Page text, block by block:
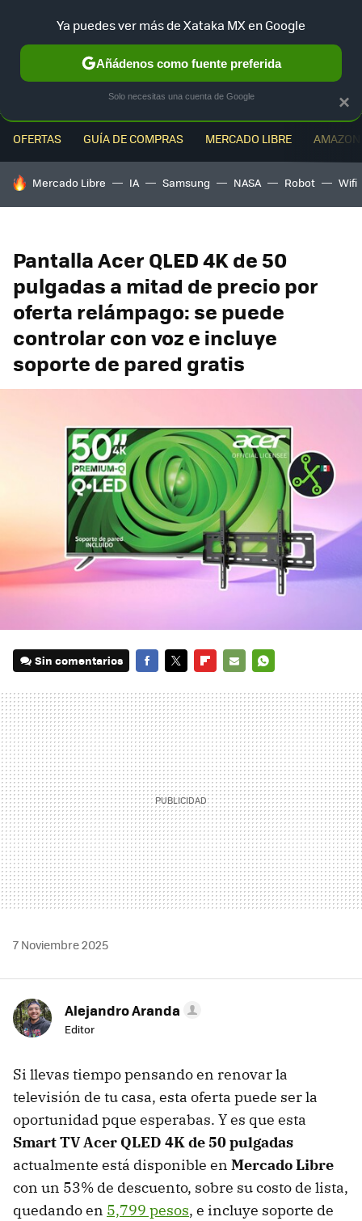
OFERTAS GUÍA DE COMPRAS MERCADO LIBRE
HOY SE HABLA DE
Mercado Libre IA Samsung NASA Robot Wifi
Pantalla Acer QLED 4K de 50
pulgadas a mitad de precio por
oferta relámpago: se puede
controlar con voz e incluye
soporte de pared gratis
Sin comentarios
MAIL
7 Noviembre 2025
Alejandro Aranda
Editor
Si llevas tiempo pensando en renovar la
televisión de tu casa, esta oferta puede ser la
oportunidad pque esperabas. Y es que esta
Smart TV Acer QLED 4K de 50 pulgadas
actualmente está disponible en Mercado Libre
con un 53% de descuento, sobre su costo de lista,
quedando en 5,799 pesos, e incluye soporte de
×
Ya puedes ver más de Xataka MX en Google
Añádenos como fuente preferida
Solo necesitas una cuenta de Google